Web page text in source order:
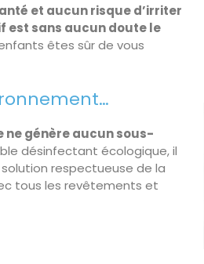
et aucun risque d’irriter
est sans aucun doute le
êtes sûr de vous
ne génère aucun sous-
désinfectant écologique, il
respectueuse de la
tous les revêtements et